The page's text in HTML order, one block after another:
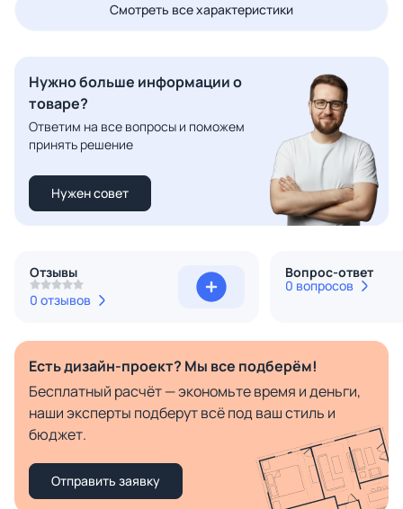
Смотреть все характеристики
Нужно больше информации о
товаре?
Ответим на все вопросы и поможем
принять решение
Нужен совет
Отзывы
0 отзывов
Вопрос-ответ
0 вопросов
Есть дизайн-проект? Мы все подберём!
Бесплатный расчёт — экономьте время и деньги,
наши эксперты подберут всё под ваш стиль и
бюджет.
Отправить заявку